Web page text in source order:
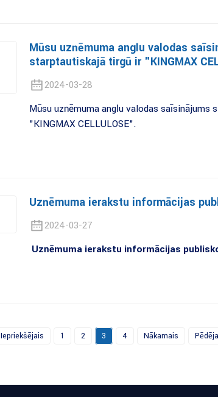
Mūsu uzņēmuma angļu valodas
starptautiskajā tirgū ir "KINGMAX
2024-03-28
Mūsu uzņēmuma angļu valodas saīsinājums
"KINGMAX CELLULOSE".
Uzņēmuma ierakstu informācijas
2024-03-27
Uzņēmuma ierakstu informācijas
Iepriekšējais 1 2 3 4 Nākamais